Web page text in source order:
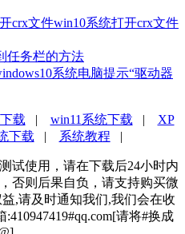
crx文件win10系统打开crx文件
任务栏的方法
系统电脑提示“驱动器
载 | win11系统下载 | XP
下载 | 系统教程 |
试使用，请在下载后24小时内
否则后果自负，请支持购买微
,请及时通知我们,我们会在收
请将#换成